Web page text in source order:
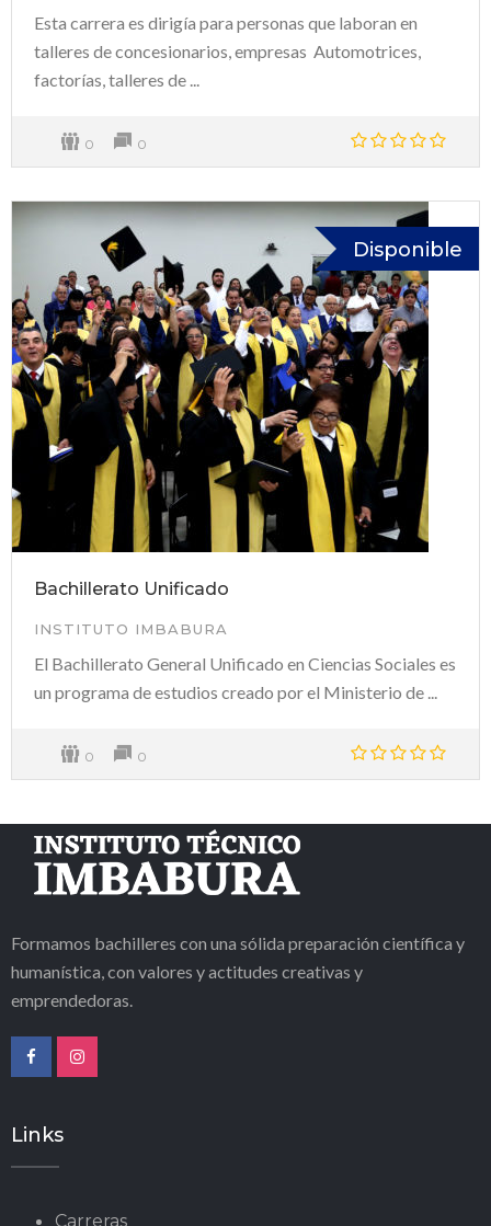
Esta carrera es dirigía para personas que laboran en
talleres de concesionarios, empresas Automotrices,
factorías, talleres de ...
0 0
Disponible
Bachillerato Unificado
INSTITUTO IMBABURA
El Bachillerato General Unificado en Ciencias Sociales es
un programa de estudios creado por el Ministerio de ...
0 0
Formamos bachilleres con una sólida preparación científica y
humanística, con valores y actitudes creativas y
emprendedoras.
Links
Carreras